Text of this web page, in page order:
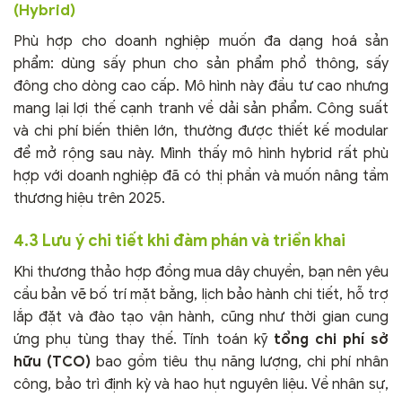
(Hybrid)
Phù hợp cho doanh nghiệp muốn đa dạng hoá sản
phẩm: dùng sấy phun cho sản phẩm phổ thông, sấy
đông cho dòng cao cấp. Mô hình này đầu tư cao nhưng
mang lại lợi thế cạnh tranh về dải sản phẩm. Công suất
và chi phí biến thiên lớn, thường được thiết kế modular
để mở rộng sau này. Mình thấy mô hình hybrid rất phù
hợp với doanh nghiệp đã có thị phần và muốn nâng tầm
thương hiệu trên 2025.
4.3 Lưu ý chi tiết khi đàm phán và triển khai
Khi thương thảo hợp đồng mua dây chuyền, bạn nên yêu
cầu bản vẽ bố trí mặt bằng, lịch bảo hành chi tiết, hỗ trợ
lắp đặt và đào tạo vận hành, cũng như thời gian cung
ứng phụ tùng thay thế. Tính toán kỹ tổng chi phí sở
hữu (TCO) bao gồm tiêu thụ năng lượng, chi phí nhân
công, bảo trì định kỳ và hao hụt nguyên liệu. Về nhân sự,